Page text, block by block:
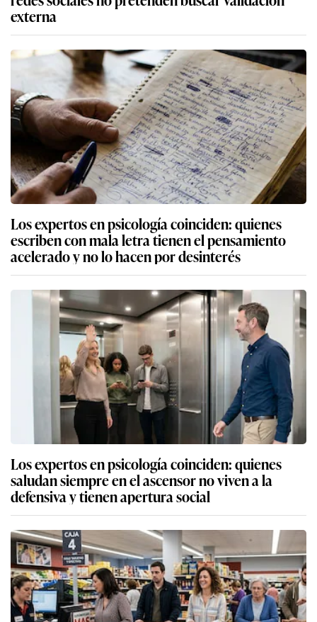
externa
Los expertos en psicología coinciden: quienes
escriben con mala letra tienen el pensamiento
acelerado y no lo hacen por desinterés
Los expertos en psicología coinciden: quienes
saludan siempre en el ascensor no viven a la
defensiva y tienen apertura social